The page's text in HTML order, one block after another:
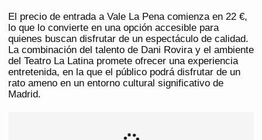
El precio de entrada a Vale La Pena comienza en 22 €,
lo que lo convierte en una opción accesible para
quienes buscan disfrutar de un espectáculo de calidad.
La combinación del talento de Dani Rovira y el ambiente
del Teatro La Latina promete ofrecer una experiencia
entretenida, en la que el público podrá disfrutar de un
rato ameno en un entorno cultural significativo de
Madrid.